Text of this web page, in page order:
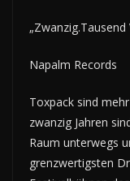
„Zwanzig.Tausend
Napalm Records
Toxpack sind
zwanzig Jahren
Raum unterwegs
grenzwertigsten